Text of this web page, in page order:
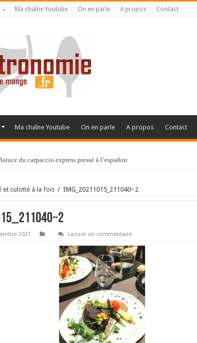
Ma chaîne Youtube On en parle A propos Contact
Ma chaîne Youtube On en parle A propos Contact
du carpaccio express pressé à l’espadon
et culotté à la fois / IMG_20211015_211040~2
2021 Laisser un commentaire